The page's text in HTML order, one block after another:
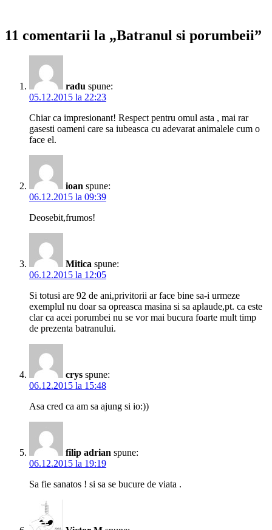
11 comentarii la „Batranul si porumbeii”
radu spune:
05.12.2015 la 22:23
Chiar ca impresionant! Respect pentru omul asta , mai rar
gasesti oameni care sa iubeasca cu adevarat animalele cum o
face el.
ioan spune:
06.12.2015 la 09:39
Deosebit,frumos!
Mitica spune:
06.12.2015 la 12:05
Si totusi are 92 de ani,privitorii ar face bine sa-i urmeze
exemplul nu doar sa opreasca masina si sa aplaude,pt. ca este
clar ca acei porumbei nu se vor mai bucura foarte mult timp
de prezenta batranului.
crys spune:
06.12.2015 la 15:48
Asa cred ca am sa ajung si io:))
filip adrian spune:
06.12.2015 la 19:19
Sa fie sanatos ! si sa se bucure de viata .